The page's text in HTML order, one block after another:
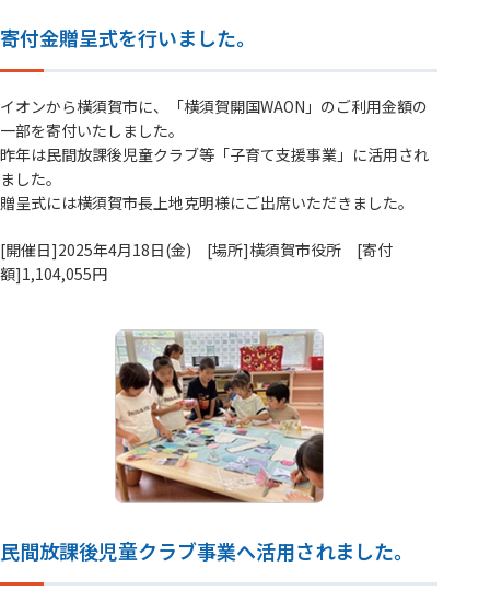
寄付金贈呈式を行いました。
イオンから横須賀市に、「横須賀開国WAON」のご利用金額の
一部を寄付いたしました。
昨年は民間放課後児童クラブ等「子育て支援事業」に活用され
ました。
贈呈式には横須賀市長上地克明様にご出席いただきました。
[開催日]2025年4月18日(金) [場所]横須賀市役所 [寄付
額]1,104,055円
民間放課後児童クラブ事業へ活用されました。